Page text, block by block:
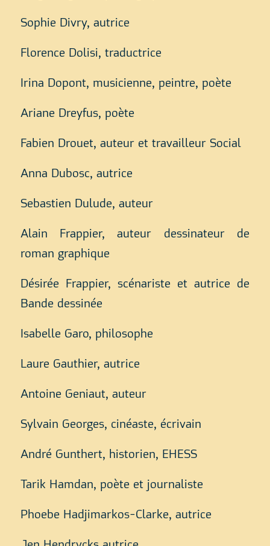
Sophie Divry, autrice
Florence Dolisi, traductrice
Irina Dopont, musicienne, peintre, poète
Ariane Dreyfus, poète
Fabien Drouet, auteur et travailleur Social
Anna Dubosc, autrice
Sebastien Dulude, auteur
Alain Frappier, auteur dessinateur de
roman graphique
Désirée Frappier, scénariste et autrice de
Bande dessinée
Isabelle Garo, philosophe
Laure Gauthier, autrice
Antoine Geniaut, auteur
Sylvain Georges, cinéaste, écrivain
André Gunthert, historien, EHESS
Tarik Hamdan, poète et journaliste
Phoebe Hadjimarkos-Clarke, autrice